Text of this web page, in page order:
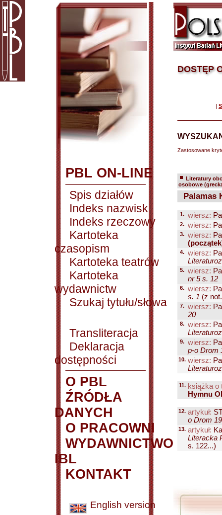
PBL ON-LINE
Spis działów
Indeks nazwisk
Indeks rzeczowy
Kartoteka
czasopism
Kartoteka teatrów
Kartoteka
wydawnictw
Szukaj tytułu/słowa
Transliteracja
Deklaracja
dostępności
O PBL
ŹRÓDŁA
DANYCH
O PRACOWNI
WYDAWNICTWO
IBL
KONTAKT
English version
DOSTĘP
|
Zastosowane
Literatury
osobowe
Palamas
1. wiersz:
2. wiersz:
3. wiersz:
4. wiersz:
5. wiersz:
nr 5 s. 12
6. wiersz:
s. 1 (z
7. wiersz:
20
8. wiersz:
9. wiersz:
p-o Drom
10. wiersz:
11. książka o
Hymnu
12. artykuł:
o Drom
13. artykuł:
Literacka
s. 122...)